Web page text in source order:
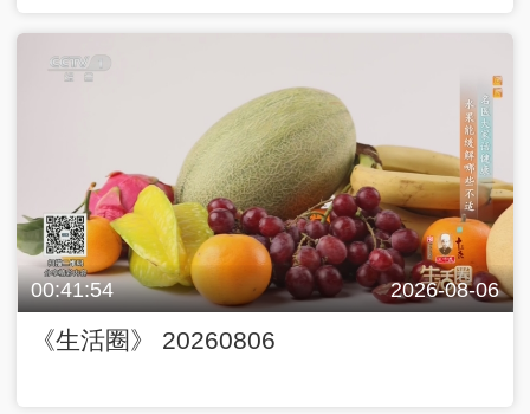
00:41:54 2026-08-06
《生活圈》 20260806